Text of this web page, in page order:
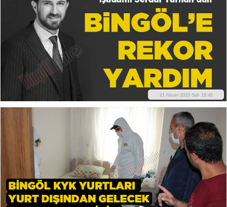
21 Nisan 2020 Salı 18:46